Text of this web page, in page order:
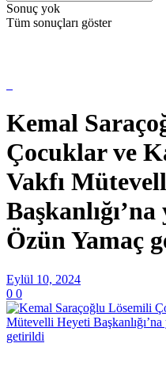
Sonuç yok
Tüm sonuçları göster
Kemal
Çocuklar ve
Vakfı
Özün Yamaç
Eylül 10, 2024
0 0